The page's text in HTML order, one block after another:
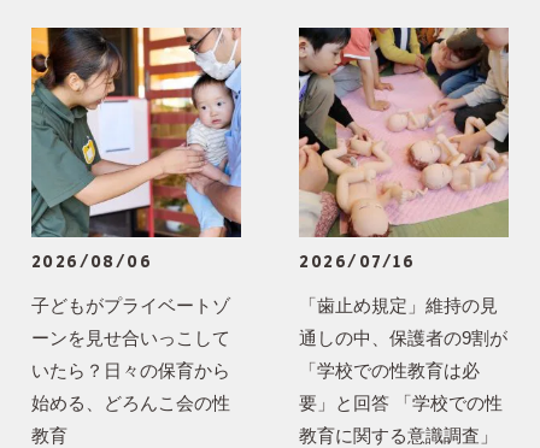
2026/08/06
子どもがプライベートゾ
ーンを見せ合いっこして
いたら？日々の保育から
始める、どろんこ会の性
教育
2026/07/16
「歯止め規定」維持の見
通しの中、保護者の9割が
「学校での性教育は必
要」と回答 「学校での性
教育に関する意識調査」